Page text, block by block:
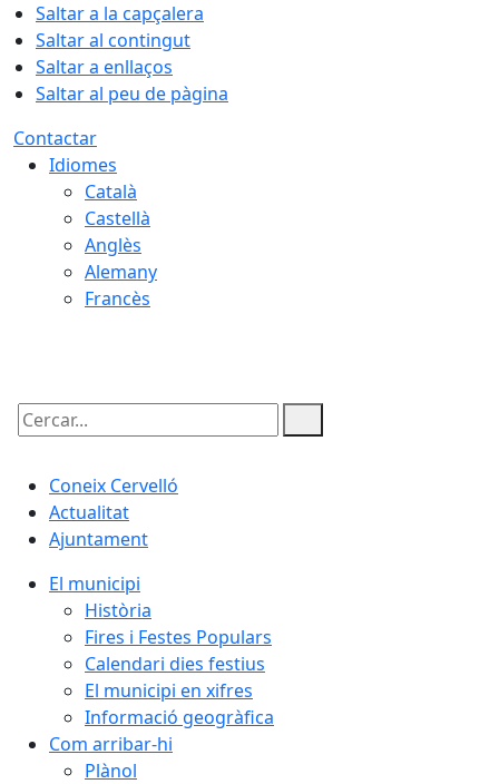
Saltar a la capçalera
Saltar al contingut
Saltar a enllaços
Saltar al peu de pàgina
Contactar
Idiomes
Català
Castellà
Anglès
Alemany
Francès
Cercar:
Coneix Cervelló
Actualitat
Ajuntament
El municipi
Història
Fires i Festes Populars
Calendari dies festius
El municipi en xifres
Informació geogràfica
Com arribar-hi
Plànol